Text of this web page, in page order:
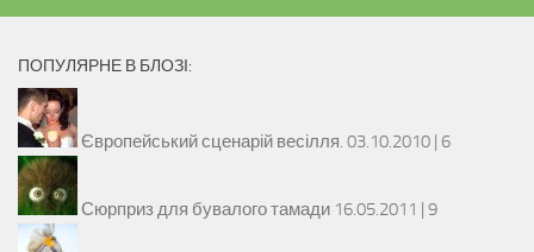
ПОПУЛЯРНЕ В БЛОЗІ:
Європейський сценарій весілля. 03.10.2010 | 6
Сюрприз для бувалого тамади 16.05.2011 | 9